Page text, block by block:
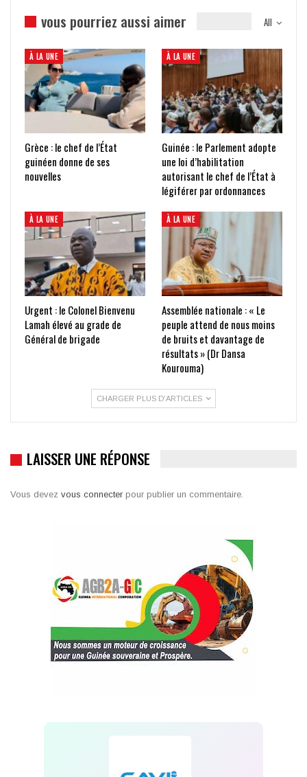
All
vous pourriez aussi aimer
À LA UNE
Grèce : le chef de l’État
guinéen donne de ses
nouvelles
À LA UNE
Guinée : le Parlement adopte
une loi d’habilitation
autorisant le chef de l’État à
légiférer par ordonnances
À LA UNE
Urgent : le Colonel Bienvenu
Lamah élevé au grade de
Général de brigade
À LA UNE
Assemblée nationale : « Le
peuple attend de nous moins
de bruits et davantage de
résultats » (Dr Dansa
Kourouma)
CHARGER PLUS D'ARTICLES
LAISSER UNE RÉPONSE
Vous devez vous connecter pour publier un commentaire.